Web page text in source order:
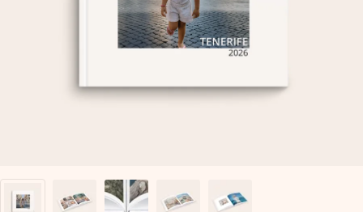
Carte de vœux gratuite
Créez quelque chose d’unique en quelques étapes – avec
son prénom, votre photo ou un message qui touche le cœur.